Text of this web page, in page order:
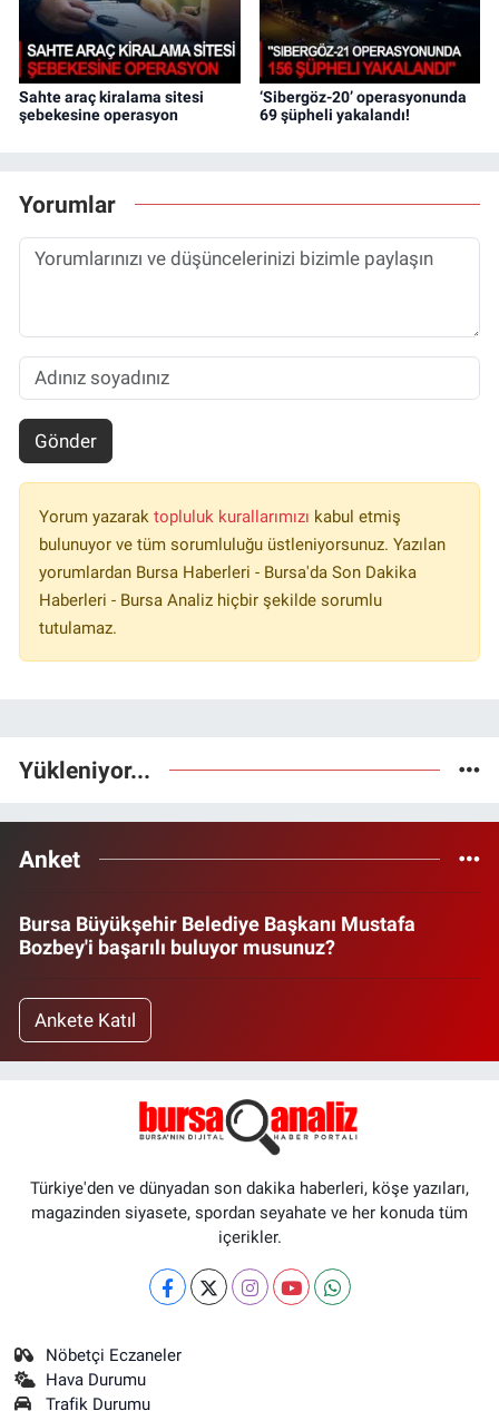
Sahte araç kiralama sitesi
şebekesine operasyon
‘Sibergöz-20’ operasyonunda
69 şüpheli yakalandı!
Yorumlar
Gönder
Yorum yazarak topluluk kurallarımızı kabul etmiş
bulunuyor ve tüm sorumluluğu üstleniyorsunuz. Yazılan
yorumlardan Bursa Haberleri - Bursa'da Son Dakika
Haberleri - Bursa Analiz hiçbir şekilde sorumlu
tutulamaz.
Yükleniyor...
Anket
Bursa Büyükşehir Belediye Başkanı Mustafa
Bozbey'i başarılı buluyor musunuz?
Ankete Katıl
Türkiye'den ve dünyadan son dakika haberleri, köşe yazıları,
magazinden siyasete, spordan seyahate ve her konuda tüm
içerikler.
Nöbetçi Eczaneler
Hava Durumu
Trafik Durumu